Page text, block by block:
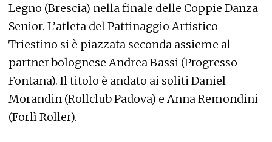
Legno (Brescia) nella finale delle Coppie Danza
Senior. L’atleta del Pattinaggio Artistico
Triestino si è piazzata seconda assieme al
partner bolognese Andrea Bassi (Progresso
Fontana). Il titolo è andato ai soliti Daniel
Morandin (Rollclub Padova) e Anna Remondini
(Forlì Roller).